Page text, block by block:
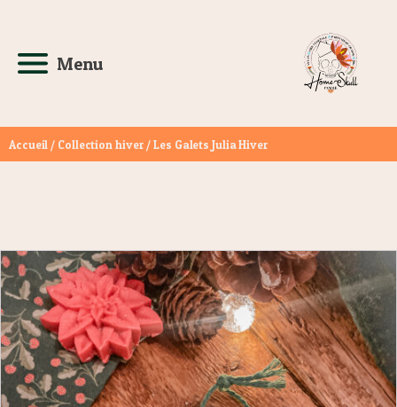
Menu
Accueil / Collection hiver / Les Galets Julia Hiver